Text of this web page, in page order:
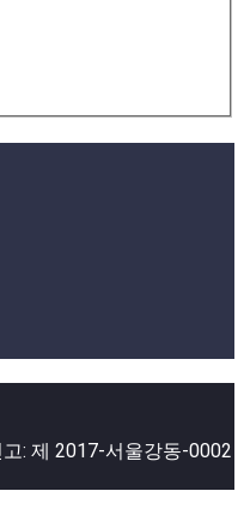
: 제 2017-서울강동-0002